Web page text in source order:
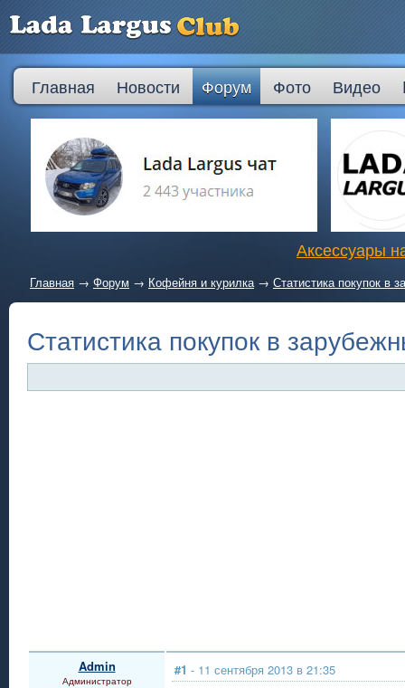
Главная Новости Форум Фото Видео
Аксессуары
Главная → Форум → Кофейня и курилка→ Статистика покупок в
Статистика покупок в
Admin
Администратор
#1 - 11 сентября 2013 в 21:35